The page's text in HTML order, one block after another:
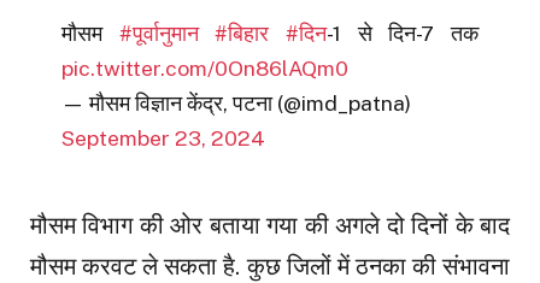
मौसम #पूर्वानुमान #बिहार #दिन-1 से दिन-7 तक
pic.twitter.com/0On86lAQm0
— मौसम विज्ञान केंद्र, पटना (@imd_patna)
September 23, 2024
मौसम विभाग की ओर बताया गया की अगले दो दिनों के बाद
मौसम करवट ले सकता है. कुछ जिलों में ठनका की संभावना